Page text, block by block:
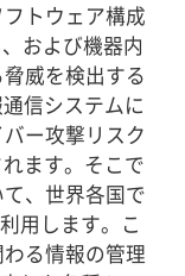
トウェア構成
および機器内
威を検出する
信システムに
ー攻撃リスク
ます。そこで
、世界各国で
用します。こ
る情報の管理